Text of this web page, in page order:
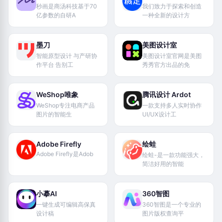
秒画是商汤科技基于70
亿参数的自研A
我们致力于探索和创造
一种全新的设计方
墨刀
智能原型设计 与产研协
作平台 告别工
美图设计室
美图设计室官网是美图
秀秀官方出品的免
WeShop唯象
WeShop专注电商产品
图片的智能生
腾讯设计 Ardot
一款支持多人实时协作
UI/UX设计工
Adobe Firefly
Adobe Firefly是Adob
绘蛙
绘蛙-是一款功能强大，
简洁好用的智能
小摹AI
一键生成可编辑高保真
设计稿
360智图
360智图是一个专业的
图片版权查询平